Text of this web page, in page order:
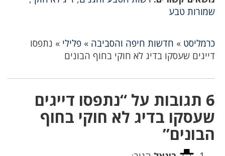
שמורות טבע
כרמליסט » חדשות חיפה והסביבה » פלילי » נתפסו
דייגים שעסקו בדיג לא חוקי בחוף הבונים
6 תגובות על “נתפסו דייגים
שעסקו בדיג לא חוקי בחוף
הבונים”